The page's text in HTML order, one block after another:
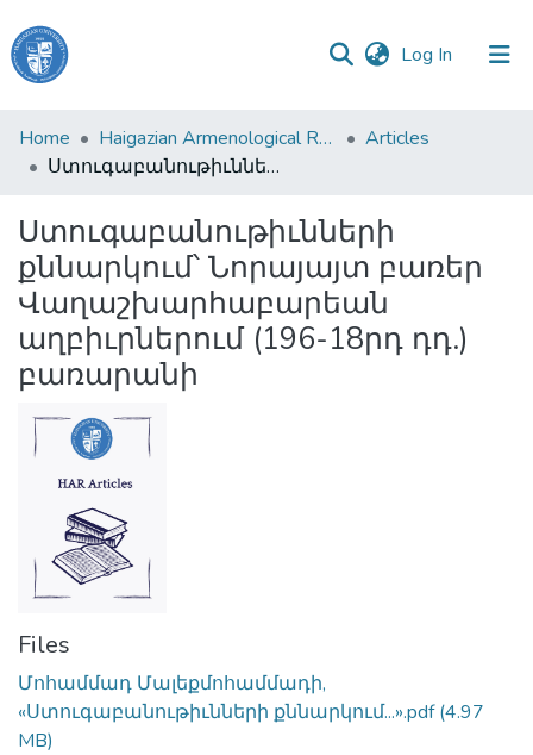
Log In (current)
Haigazian
University
&
Collections
All of DSpace
Home Haigazian Armenological Review
Articles
Ստուգաբանութիւնների քննարկում՝ Նորայայտ բառեր Վաղաշխարհաբարեան աղբիւրներում (196-18րդ դդ.) բառարանի
Ստուգաբանութիւնների
քննարկում՝ Նորայայտ բառեր
Վաղաշխարհաբարեան
աղբիւրներում (196-18րդ դդ.)
բառարանի
Files
Մոհամմադ Մալեքմոհամմադի,
«Ստուգաբանութիւնների քննարկում...».pdf(4.97
MB)